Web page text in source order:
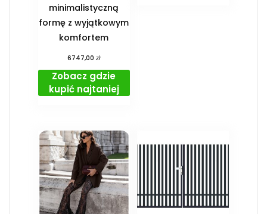
minimalistyczną
formę z wyjątkowym
komfortem
6747,00 zł
Zobacz gdzie
kupić najtaniej